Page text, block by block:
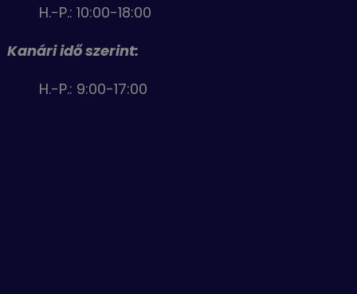
H.-P.: 10:00-18:00
Kanári idő szerint:
H.-P.: 9:00-17:00